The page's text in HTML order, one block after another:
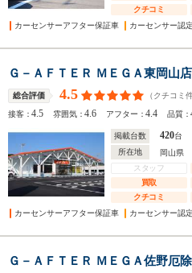
クチコミ
カーセンサーアフター保証車
カーセンサー認
Ｇ－ＡＦＴＥＲ ＭＥＧＡ東岡山店
総合評価 4.5 （クチコミ
接客：4.5 雰囲気：4.6 アフター：4.4 品質：
掲載台数 420台
所在地
岡山県
スタッフ
買取
クチコミ
カーセンサーアフター保証車
カーセンサー認
Ｇ－ＡＦＴＥＲ ＭＥＧＡ佐野厄